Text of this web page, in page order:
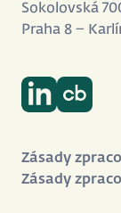
Sokolovská
Praha 8 –
Zásady
Zásady